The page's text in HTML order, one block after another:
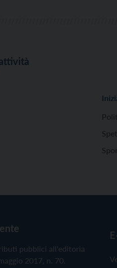
pubblici all'editoria
2017, n. 70.